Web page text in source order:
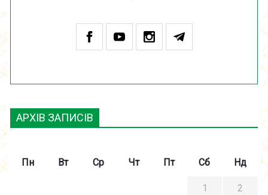
АРХІВ ЗАПИСІВ
Пн Вт Ср Чт Пт Сб Нд
1 2